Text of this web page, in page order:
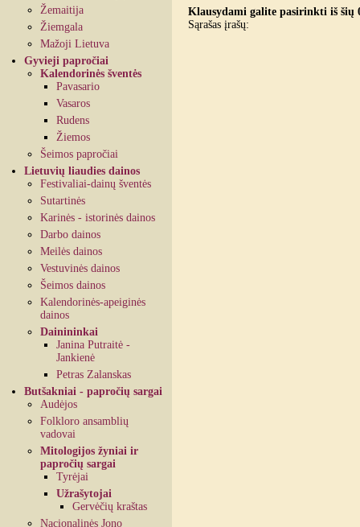
Žemaitija
Žiemgala
Mažoji Lietuva
Gyvieji papročiai
Kalendorinės šventės
Pavasario
Vasaros
Rudens
Žiemos
Šeimos papročiai
Lietuvių liaudies dainos
Festivaliai-dainų šventės
Sutartinės
Karinės - istorinės dainos
Darbo dainos
Meilės dainos
Vestuvinės dainos
Šeimos dainos
Kalendorinės-apeiginės
dainos
Dainininkai
Janina Putraitė -
Jankienė
Petras Zalanskas
Butšakniai - papročių sargai
Audėjos
Folkloro ansamblių
vadovai
Mitologijos žyniai ir
papročių sargai
Tyrėjai
Užrašytojai
Gervėčių kraštas
Nacionalinės Jono
Klausydami galite pasirinkti iš šių
Sąrašas įrašų: